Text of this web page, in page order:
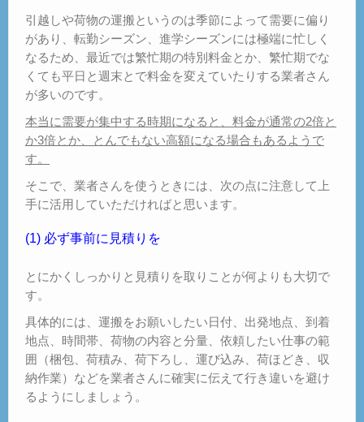
引越しや荷物の運搬というのは季節によって需要に偏り
があり、転勤シーズン、進学シーズンには極端に忙しく
なるため、最近では繁忙期の特別料金とか、繁忙期でな
くても平日と週末とで料金を変えていたりする業者さん
が多いのです。
本当に需要が集中する時期になると、料金が通常の2倍と
か3倍とか、とんでもない高額になる場合もあるようで
す。
そこで、業者さんを使うときには、次の点に注意して上
手に活用していただければと思います。
(1) 必ず事前に見積りを
とにかくしっかりと見積りを取りことが何よりも大切で
す。
具体的には、運搬をお願いしたい日付、出発地点、到着
地点、時間帯、荷物の内容と分量、依頼したい仕事の範
囲（梱包、荷積み、荷下ろし、運び込み、荷ほどき、収
納作業）などを業者さんに確実に伝えて行き違いを避け
るようにしましょう。